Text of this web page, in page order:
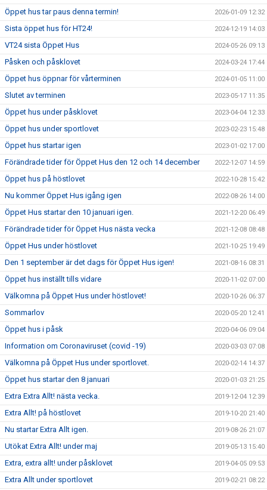
Öppet hus tar paus denna termin! 2026-01-09 12:32
Sista öppet hus för HT24! 2024-12-19 14:03
VT24 sista Öppet Hus 2024-05-26 09:13
Påsken och påsklovet 2024-03-24 17:44
Öppet hus öppnar för vårterminen 2024-01-05 11:00
Slutet av terminen 2023-05-17 11:35
Öppet hus under påsklovet 2023-04-04 12:33
Öppet hus under sportlovet 2023-02-23 15:48
Öppet hus startar igen 2023-01-02 17:00
Förändrade tider för Öppet Hus den 12 och 14 december 2022-12-07 14:59
Öppet hus på höstlovet 2022-10-28 15:42
Nu kommer Öppet Hus igång igen 2022-08-26 14:00
Öppet Hus startar den 10 januari igen. 2021-12-20 06:49
Förändrade tider för Öppet Hus nästa vecka 2021-12-08 08:48
Öppet Hus under höstlovet 2021-10-25 19:49
Den 1 september är det dags för Öppet Hus igen! 2021-08-16 08:31
Öppet hus inställt tills vidare 2020-11-02 07:00
Välkomna på Öppet Hus under höstlovet! 2020-10-26 06:37
Sommarlov 2020-05-20 12:41
Öppet hus i påsk 2020-04-06 09:04
Information om Coronaviruset (covid -19) 2020-03-03 07:08
Välkomna på Öppet Hus under sportlovet. 2020-02-14 14:37
Öppet hus startar den 8 januari 2020-01-03 21:25
Extra Extra Allt! nästa vecka. 2019-12-04 12:39
Extra Allt! på höstlovet 2019-10-20 21:40
Nu startar Extra Allt igen. 2019-08-26 21:07
Utökat Extra Allt! under maj 2019-05-13 15:40
Extra, extra allt! under påsklovet 2019-04-05 09:53
Extra Allt under sportlovet 2019-02-21 08:22